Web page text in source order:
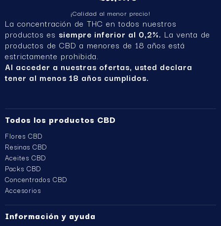
¡Calidad al menor precio!
La concentración de THC en todos nuestros
productos es siempre inferior al 0,2%. La venta de
productos de CBD a menores de 18 años está
estrictamente prohibida.
Al acceder a nuestras ofertas, usted declara
tener al menos 18 años cumplidos.
Todos los productos CBD
Flores CBD
Resinas CBD
Aceites CBD
Packs CBD
Concentrados CBD
Accesorios
Información y ayuda